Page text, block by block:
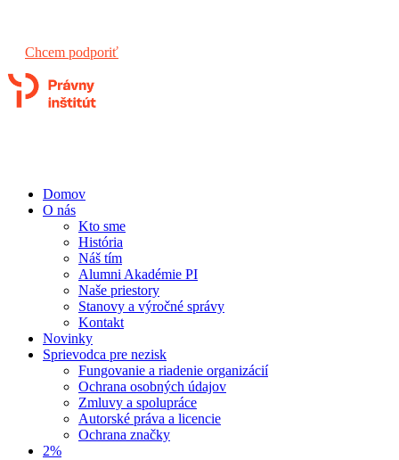
Chcem podporiť
Domov
O nás
Kto sme
História
Náš tím
Alumni Akadémie PI
Naše priestory
Stanovy a výročné správy
Kontakt
Novinky
Sprievodca pre nezisk
Fungovanie a riadenie organizácií
Ochrana osobných údajov
Zmluvy a spolupráce
Autorské práva a licencie
Ochrana značky
2%